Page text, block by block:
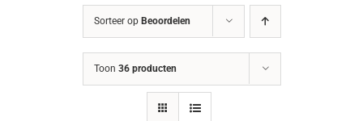
Steun BONAS
Sorteer op Beoordelen
Toon 36 producten